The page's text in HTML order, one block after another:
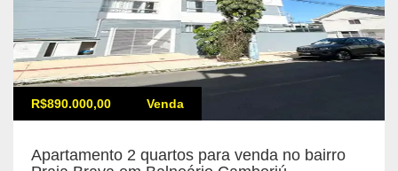
R$890.000,00 Venda
Apartamento 2 quartos para venda no bairro